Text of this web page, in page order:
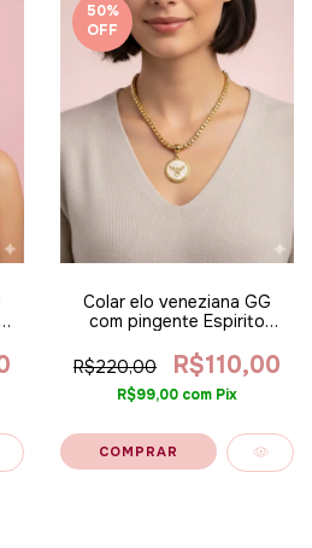
50%
OFF
Colar elo veneziana GG
com pingente Espirito
R$220,00
R$110,00
R$99,00 com Pix